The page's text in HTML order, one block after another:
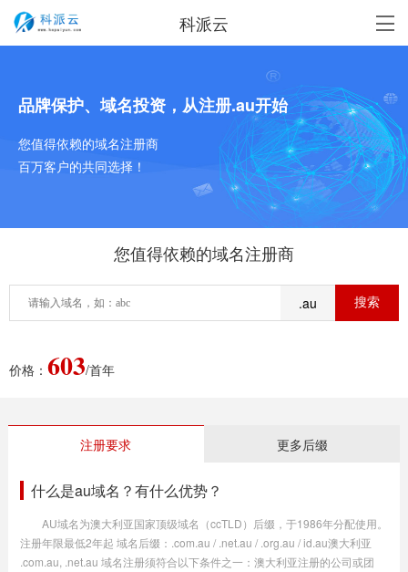
科派云
品牌保护、域名投资，从注册.au开始
您值得依赖的域名注册商
百万客户的共同选择！
您值得依赖的域名注册商
.au
价格： 603/首年
注册要求 更多后缀
什么是au域名？有什么优势？
AU域名为澳大利亚国家顶级域名（ccTLD）后缀，于1986年分配使用。
注册年限最低2年起 域名后缀：.com.au / .net.au / .org.au / id.au澳大利亚
.com.au, .net.au 域名注册须符合以下条件之一：澳大利亚注册的公司或团